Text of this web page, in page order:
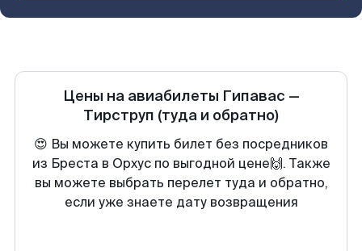
Цены на авиабилеты Гипавас —
Тирструп (туда и обратно)
😍 Вы можете купить билет без посредников
из Бреста в Орхус по выгодной цене🙌. Также
вы можете выбрать перелет туда и обратно,
если уже знаете дату возвращения